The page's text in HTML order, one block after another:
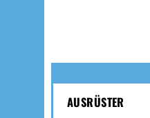
AUSRÜSTER